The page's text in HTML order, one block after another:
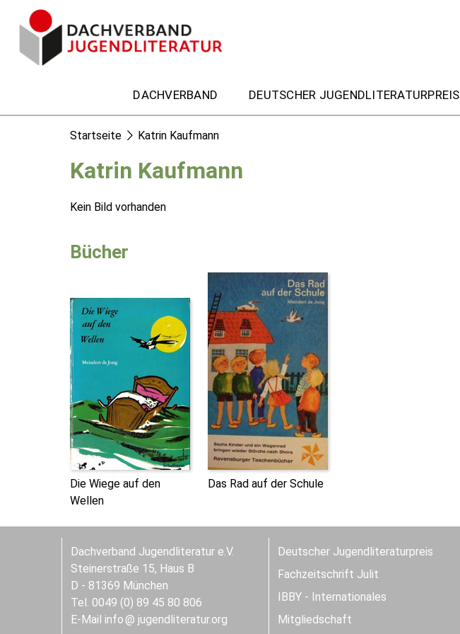
DACHVERBAND DEUTSCHER JUGENDLITERATURPREIS
Startseite Katrin Kaufmann
Katrin Kaufmann
Kein Bild vorhanden
Bücher
Die Wiege auf den
Wellen
Das Rad auf der Schule
Dachverband Jugendliteratur e.V.
Steinerstraße 15, Haus B
D - 81369 München
Tel. 0049 (0) 89 45 80 806
E-Mail info jugendliteratur.org
Deutscher Jugendliteraturpreis
Fachzeitschrift Julit
IBBY - Internationales
Mitgliedschaft